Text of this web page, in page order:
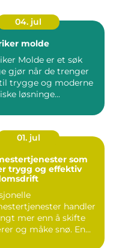
04. jul
molde
Molde er et søk
gjør når de trenger
trygge og moderne
løsninge...
01. jul
som
trygg og effektiv
handler
mer enn å skifte
og måke snø. En